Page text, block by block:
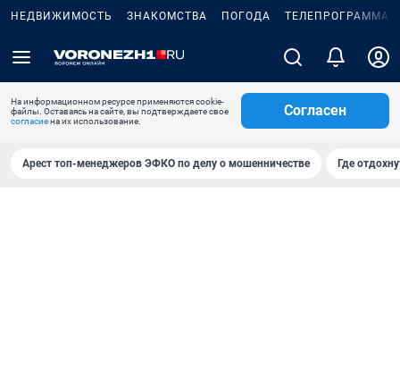
НЕДВИЖИМОСТЬ ЗНАКОМСТВА ПОГОДА ТЕЛЕПРОГРАММА
На информационном ресурсе применяются cookie-
файлы. Оставаясь на сайте, вы подтверждаете свое
согласиена их использование.
Согласен
Арест топ-менеджеров ЭФКО по делу о мошенничестве Где